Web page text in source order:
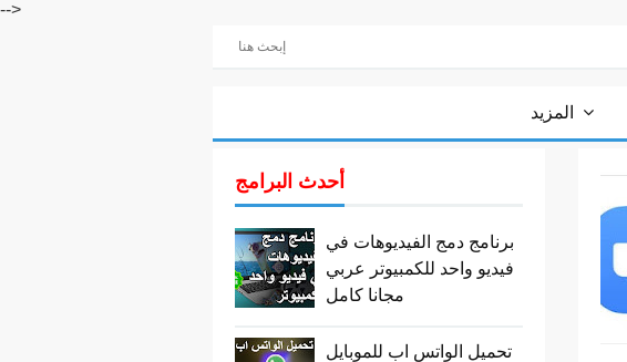
-->
المزيد
أحدث البرامج
برنامج دمج الفيديوهات في
فيديو واحد للكمبيوتر عربي
مجانا كامل
تحميل الواتس اب للموبايل